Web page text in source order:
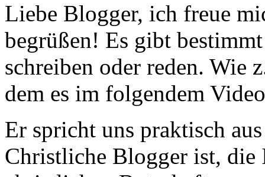
Liebe Blogger, ich freue
begrüßen! Es gibt
schreiben oder reden. Wie
dem es im folgendem
Er spricht uns praktisch
Christliche Blogger ist, die